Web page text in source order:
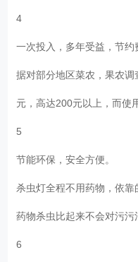
4
一次投入，多年受益，节约
据对部分地区菜农，果农
元，高达200元以上，而使
5
节能环保，安全方便。
杀虫灯全程不用药物，依
药物杀虫比起来不会对污
6